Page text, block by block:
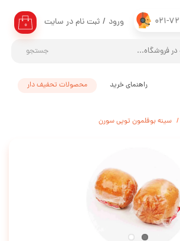
021-
جستجو
۰ ورود / ثبت نام در سایت
محصولات تحفیف دار راهنمای خرید
سینه بوقلمون توپی سورن